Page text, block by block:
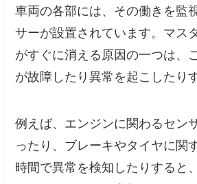
車両の各部には、その働きを監
サーが設置されています。マス
がすぐに消える原因の一つは、
が故障したり異常を起こしたり
例えば、エンジンに関わるセン
ったり、ブレーキやタイヤに関
時間で異常を検知したりすると